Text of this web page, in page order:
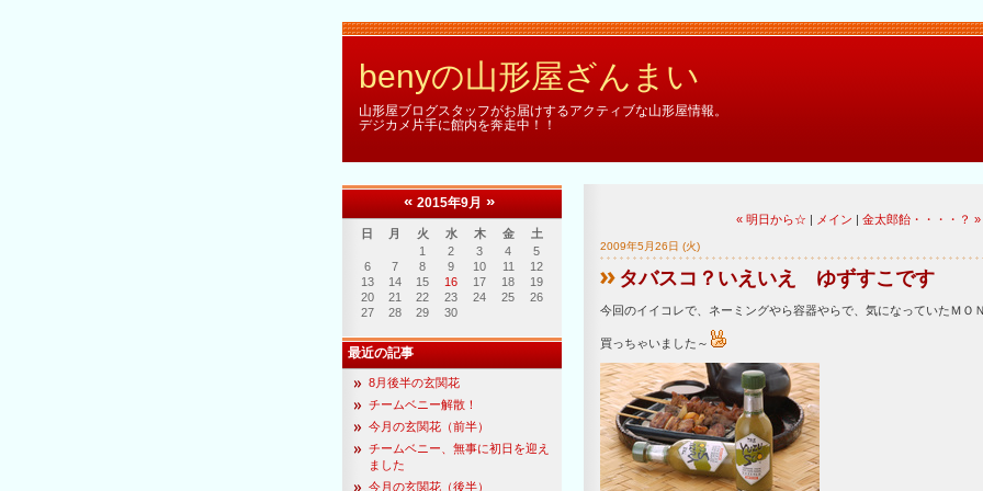
benyの山形屋ざんまい
山形屋ブログスタッフがお届けするアクティブな山形屋情報。
デジカメ片手に館内を奔走中！！
« 2015年9月 »
日 月 火 水 木 金
土
1
2 3 4
5
6
7 8 9 10 11
12
13
14 15 16 17 18
19
20
21 22 23 24 25
26
27
28 29 30
最近の記事
8月後半の玄関花
チームベニー解散！
今月の玄関花（前半）
チームベニー、無事に初日を迎え
ました
今月の玄関花（後半）
« 明日から☆ | メイン | 金太郎飴・・・・？ »
2009年5月26日 (火)
タバスコ？いえいえ ゆずすこです
今回のイイコレで、ネーミングやら容器やらで、気になっていたＭＯ
買っちゃいました～